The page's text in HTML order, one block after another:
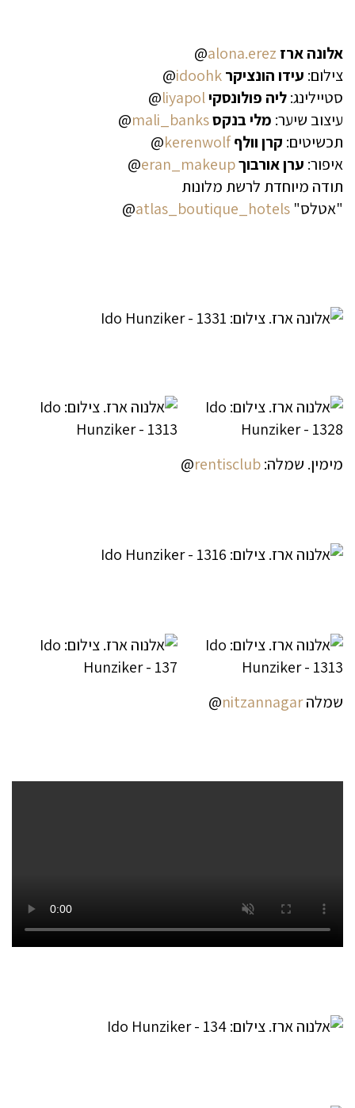
אלונה ארז alona.erez
@
צילום: עידוהונציקרidoohk
@
סטיילינג:ליה פולונסקיliyapol
@
עיצוב שיער: מלי בנקסmali_banks
@
תכשיטים: קרן וולףkerenwolf
@
איפור: ערן אורבוךeran_makeup
@
תודה מיוחדת לרשת מלונות
"אטלס" atlas_boutique_hotels
@
מימין. שמלה:rentisclub
@
שמלהnitzannagar
@